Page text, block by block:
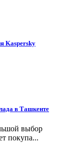
Kaspersky
в Ташкенте
выбор
покупа...